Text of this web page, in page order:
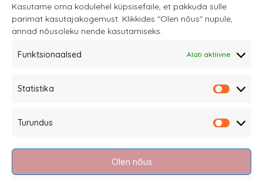
Kasutame oma kodulehel küpsisefaile, et pakkuda sulle
parimat kasutajakogemust. Klikkides "Olen nõus" nupule,
annad nõusoleku nende kasutamiseks.
Funktsionaalsed Alati aktiivne
Statistika
Turundus
Olen nõus
Müügitingimused
Kauba tagastamine